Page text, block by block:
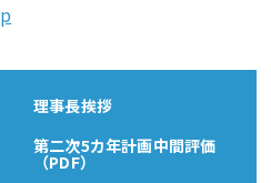
理事長挨拶
第二次5カ年計画中間評価
（PDF）